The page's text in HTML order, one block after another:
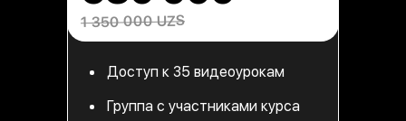
1 350 000 UZS
Группа с участниками курса
Доступ к 35 видеоурокам